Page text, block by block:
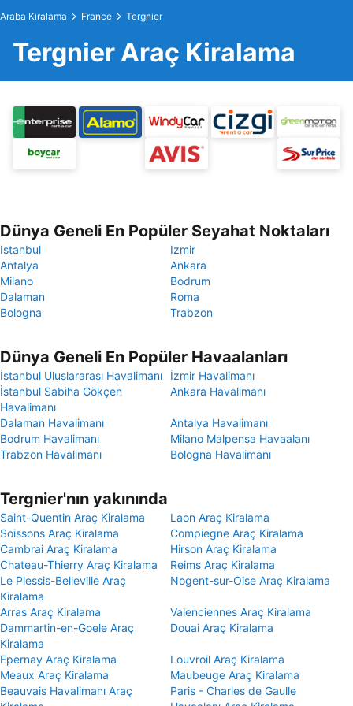
Araba Kiralama France Tergnier
Tergnier Araç Kiralama
Dünya Geneli En Popüler Seyahat Noktaları
Istanbul
Izmir
Antalya
Ankara
Milano
Bodrum
Dalaman
Roma
Bologna
Trabzon
Dünya Geneli En Popüler Havaalanları
İstanbul Uluslararası Havalimanı
İzmir Havalimanı
İstanbul Sabiha Gökçen
Havalimanı
Ankara Havalimanı
Dalaman Havalimanı
Antalya Havalimanı
Bodrum Havalimanı
Milano Malpensa Havaalanı
Trabzon Havalimanı
Bologna Havalimanı
Tergnier'nın yakınında
Saint-Quentin Araç Kiralama
Laon Araç Kiralama
Soissons Araç Kiralama
Compiegne Araç Kiralama
Cambrai Araç Kiralama
Hirson Araç Kiralama
Chateau-Thierry Araç Kiralama
Reims Araç Kiralama
Le Plessis-Belleville Araç
Kiralama
Nogent-sur-Oise Araç Kiralama
Arras Araç Kiralama
Valenciennes Araç Kiralama
Dammartin-en-Goele Araç
Kiralama
Douai Araç Kiralama
Epernay Araç Kiralama
Louvroil Araç Kiralama
Meaux Araç Kiralama
Maubeuge Araç Kiralama
Beauvais Havalimanı Araç
Paris - Charles de Gaulle